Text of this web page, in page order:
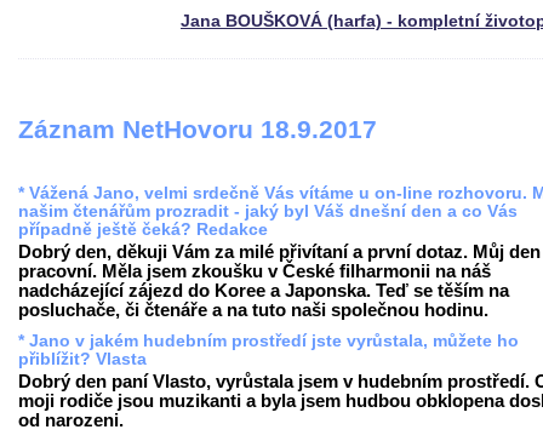
Jana BOUŠKOVÁ (harfa) - kompletní
Záznam NetHovoru 18.9.2017
* Vážená Jano, velmi srdečně Vás vítáme u on-line rozhovoru.
našim čtenářům prozradit - jaký byl Váš dnešní den a co Vás
případně ještě čeká? Redakce
Dobrý den, děkuji Vám za milé přivítaní a první dotaz. Můj
pracovní. Měla jsem zkoušku v České filharmonii na náš
nadcházející zájezd do Koree a Japonska. Teď se těším na
posluchače, či čtenáře a na tuto naši společnou hodinu.
* Jano v jakém hudebním prostředí jste vyrůstala, můžete ho
přiblížit? Vlasta
Dobrý den paní Vlasto, vyrůstala jsem v hudebním prostředí.
moji rodiče jsou muzikanti a byla jsem hudbou obklopena
od narozeni.